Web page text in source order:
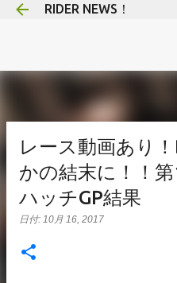
RIDER NEWS！
レース動画あり
かの結末に！！
ハッチGP結果
日付: 10月 16, 2017